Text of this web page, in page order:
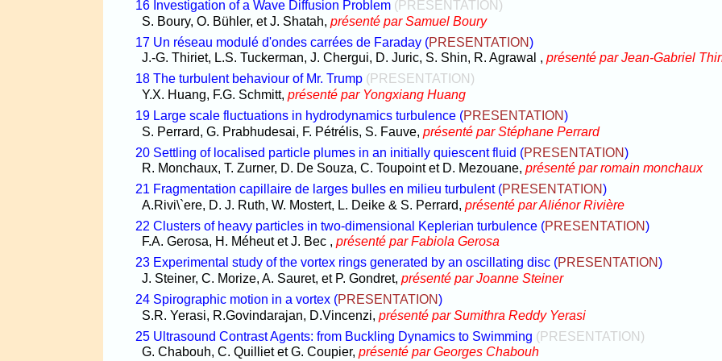
16 Investigation of a Wave Diffusion Problem (PRESENTATION)
S. Boury, O. Bühler, et J. Shatah, présenté par Samuel Boury
17 Un réseau modulé d'ondes carrées de Faraday (PRESENTATION)
J.-G. Thiriet, L.S. Tuckerman, J. Chergui, D. Juric, S. Shin, R. Agrawal , présenté par Jean-Gabriel
18 The turbulent behaviour of Mr. Trump (PRESENTATION)
Y.X. Huang, F.G. Schmitt, présenté par Yongxiang Huang
19 Large scale fluctuations in hydrodynamics turbulence (PRESENTATION)
S. Perrard, G. Prabhudesai, F. Pétrélis, S. Fauve, présenté par Stéphane Perrard
20 Settling of localised particle plumes in an initially quiescent fluid (PRESENTATION)
R. Monchaux, T. Zurner, D. De Souza, C. Toupoint et D. Mezouane, présenté par romain monchaux
21 Fragmentation capillaire de larges bulles en milieu turbulent(PRESENTATION)
A.Rivi\`ere, D. J. Ruth, W. Mostert, L. Deike & S. Perrard, présenté par Aliénor Rivière
22 Clusters of heavy particles in two-dimensional Keplerian turbulence (PRESENTATION)
F.A. Gerosa, H. Méheut et J. Bec , présenté par Fabiola Gerosa
23 Experimental study of the vortex rings generated by an oscillating disc (PRESENTATION )
J. Steiner, C. Morize, A. Sauret, et P. Gondret, présenté par Joanne Steiner
24 Spirographic motion in a vortex (PRESENTATION)
S.R. Yerasi, R.Govindarajan, D.Vincenzi, présenté par Sumithra Reddy Yerasi
25 Ultrasound Contrast Agents: from Buckling Dynamics to Swimming (PRESENTATION)
G. Chabouh, C. Quilliet et G. Coupier, présenté par Georges Chabouh